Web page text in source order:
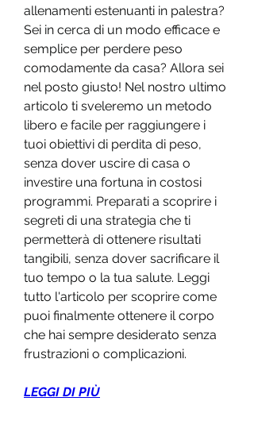
allenamenti estenuanti in palestra?
Sei in cerca di un modo efficace e
semplice per perdere peso
comodamente da casa? Allora sei
nel posto giusto! Nel nostro ultimo
articolo ti sveleremo un metodo
libero e facile per raggiungere i
tuoi obiettivi di perdita di peso,
senza dover uscire di casa o
investire una fortuna in costosi
programmi. Preparati a scoprire i
segreti di una strategia che ti
permetterà di ottenere risultati
tangibili, senza dover sacrificare il
tuo tempo o la tua salute. Leggi
tutto l'articolo per scoprire come
puoi finalmente ottenere il corpo
che hai sempre desiderato senza
frustrazioni o complicazioni.
LEGGI DI PIÙ